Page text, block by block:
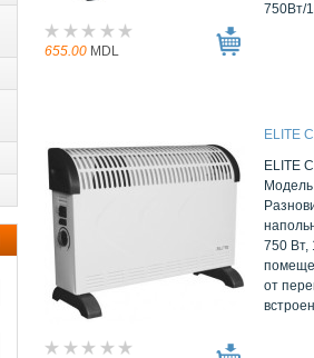
655.00 MDL
750Вт/
ELITE
ELITE
750 Вт,
от